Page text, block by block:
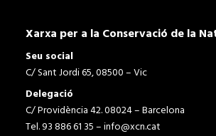
Xarxa per a la Conservació de la
Seu social
C/ Sant Jordi 65, 08500 – Vic
Delegació
C/ Providència 42. 08024 – Barcelona
Tel. 93 886 61 35 –info@xcn.cat